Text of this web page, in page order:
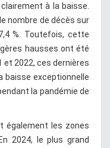
à la baisse.
nombre de décès sur
%. Toutefois, cette
hausses ont été
et 2022, ces dernières
baisse exceptionnelle
la pandémie de
également les zones
2024, le plus grand